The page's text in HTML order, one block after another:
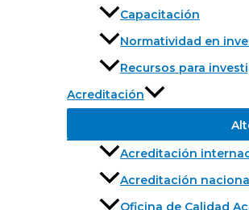
Capacitación
Normatividad en
Recursos para
Acreditación
Acreditación
Acreditación nacional
Oficina de Calidad